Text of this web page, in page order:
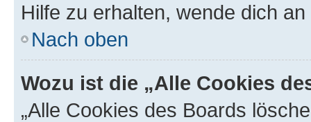
Hilfe zu erhalten, wende dich
Nach oben
Wozu ist die „Alle Cookies
„Alle Cookies des Boards